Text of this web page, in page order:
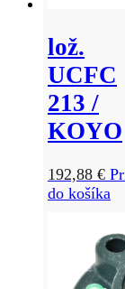
lož.
UCFC
213 /
KOYO
192,88 €
do košíka